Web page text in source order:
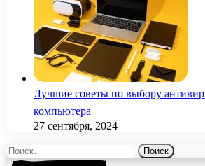
Лучшие советы по выбору
компьютера
27 сентября, 2024
Найти: